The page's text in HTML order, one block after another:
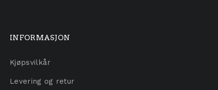
INFORMASJON
Kjøpsvilkår
Levering og retur